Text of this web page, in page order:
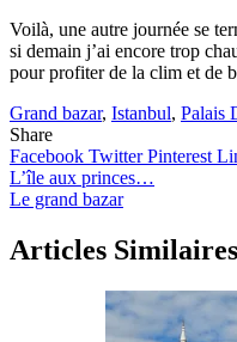
Voilà, une autre journée se
si demain j’ai encore trop
pour profiter de la clim et de
Grand bazar, Istanbul, Palais
Share
Facebook TwitterPinterest
Navigation
de
l’article
L’île aux princes…
Le grand bazar
Articles Similaires